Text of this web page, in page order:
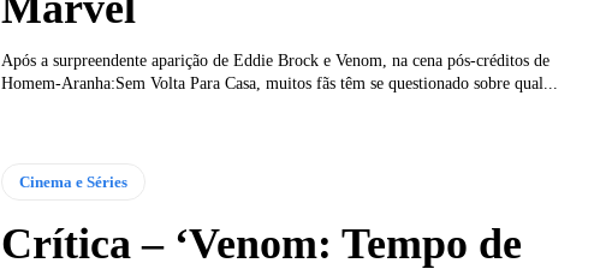
Após a surpreendente aparição de Eddie Brock e Venom, na cena pós-créditos de
Homem-Aranha:Sem Volta Para Casa, muitos fãs têm se questionado sobre qual...
Cinema e Séries
Crítica – ‘Venom: Tempo de